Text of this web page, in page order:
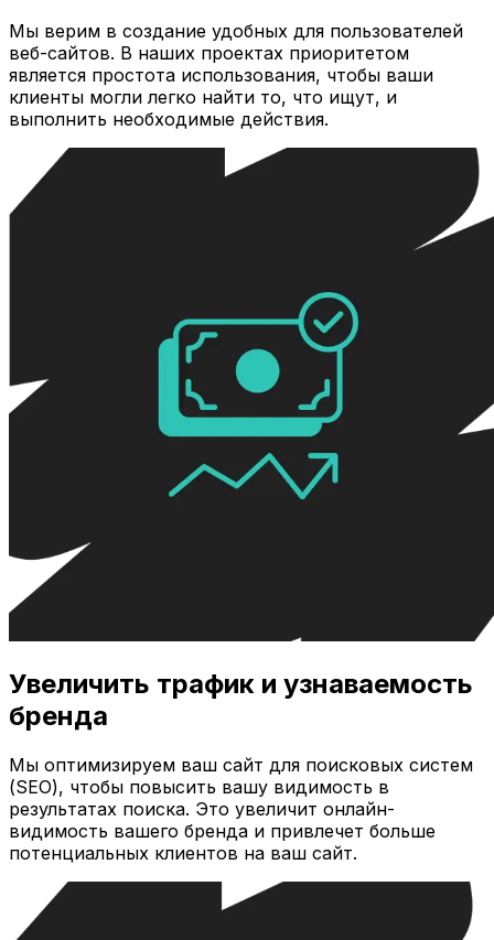
Мы верим в создание удобных для пользователей
веб-сайтов. В наших проектах приоритетом
является простота использования, чтобы ваши
клиенты могли легко найти то, что ищут, и
выполнить необходимые действия.
Увеличить трафик и узнаваемость
бренда
Мы оптимизируем ваш сайт для поисковых систем
(SEO), чтобы повысить вашу видимость в
результатах поиска. Это увеличит онлайн-
видимость вашего бренда и привлечет больше
потенциальных клиентов на ваш сайт.